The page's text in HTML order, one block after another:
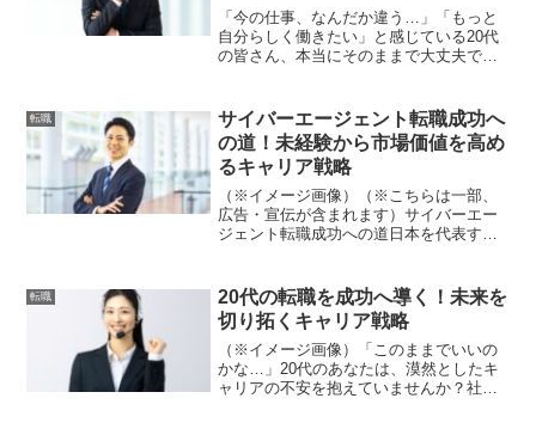
見つける就・転職成功術✨
「今の仕事、なんだか違う…」「もっと
自分らしく働きたい」と感じている20代
の皆さん、本当にそのままで大丈夫です
**「第二新卒エージェントneo」です。こ
のサービスは、若年層のキャリアチェン
ジに特化し、あなたの「本当にやりたい
仕事」を徹底的に掘り下げてくれます。
一般的な転職エージェントとは一線を画
す、20代のための専門的なサポート体制
と、なぜ利用者が次々と理想のキャリア
を実現できているのか、その秘密をE-E-
す！さあ、未来を変える第一歩を踏み出
しましょう！🚀
転職
サイバーエージェント転職成功へ
の道！未経験から市場価値を高め
るキャリア戦略
（※イメージ画像）（※こちらは一部、
広告・宣伝が含まれます）サイバーエー
ジェント転職成功への道日本を代表する
ージェントの活用が成功への最短ルート
です✨「コトブック」は、...
転職
20代の転職を成功へ導く！未来を
切り拓くキャリア戦略
（※イメージ画像）「このままでいいの
かな…」20代のあなたは、漠然としたキ
ャリアの不安を抱えていませんか？社会